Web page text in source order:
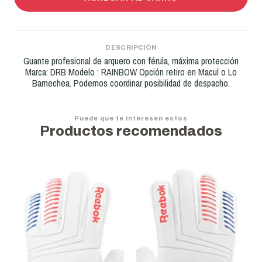
DESCRIPCIÓN
Guante profesional de arquero con férula, máxima protección
Marca: DRB Modelo : RAINBOW Opción retiro en Macul o Lo
Barnechea. Podemos coordinar posibilidad de despacho.
Puede que te interesen estos
Productos recomendados